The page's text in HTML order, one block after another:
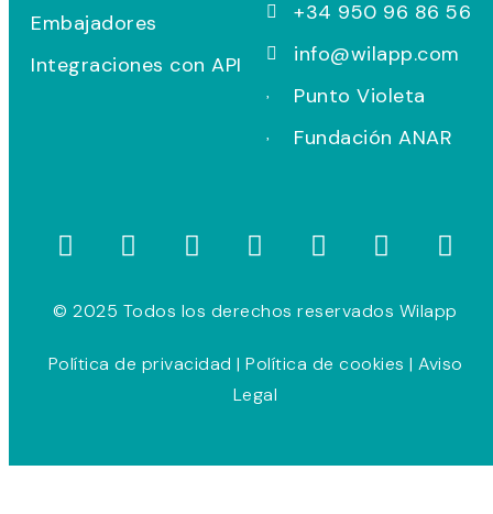
Embajadores
Integraciones con API
+34 950 96 86 56
info@wilapp.com
Punto Violeta
Fundación ANAR
© 2025 Todos los derechos reservados Wilapp
Política de privacidad | Política de cookies | Aviso
Legal